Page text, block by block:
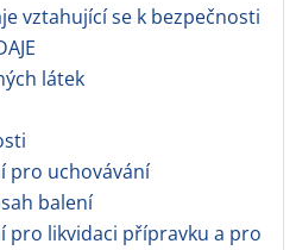
vztahující se k bezpečnosti
látek
pro uchovávání
balení
pro likvidaci přípravku a pro